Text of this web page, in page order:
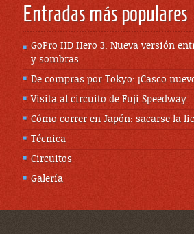
Entradas más populares
GoPro HD Hero 3. Nueva versión
y sombras
De compras por Tokyo: ¡Casco
Visita al circuito de Fuji Speedway
Cómo correr en Japón: sacarse la
Técnica
Circuitos
Galería